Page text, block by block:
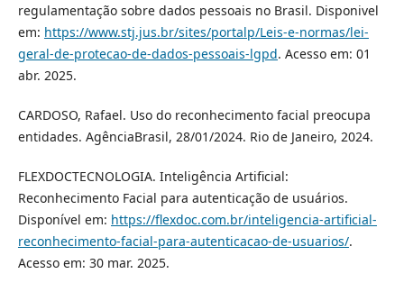
regulamentação sobre dados pessoais no Brasil. Disponivel
em: https://www.stj.jus.br/sites/portalp/Leis-e-normas/lei-
geral-de-protecao-de-dados-pessoais-lgpd. Acesso em: 01
abr. 2025.
CARDOSO, Rafael. Uso do reconhecimento facial preocupa
entidades. AgênciaBrasil, 28/01/2024. Rio de Janeiro, 2024.
FLEXDOCTECNOLOGIA. Inteligência Artificial:
Reconhecimento Facial para autenticação de usuários.
Disponível em: https://flexdoc.com.br/inteligencia-artificial-
reconhecimento-facial-para-autenticacao-de-usuarios/.
Acesso em: 30 mar. 2025.